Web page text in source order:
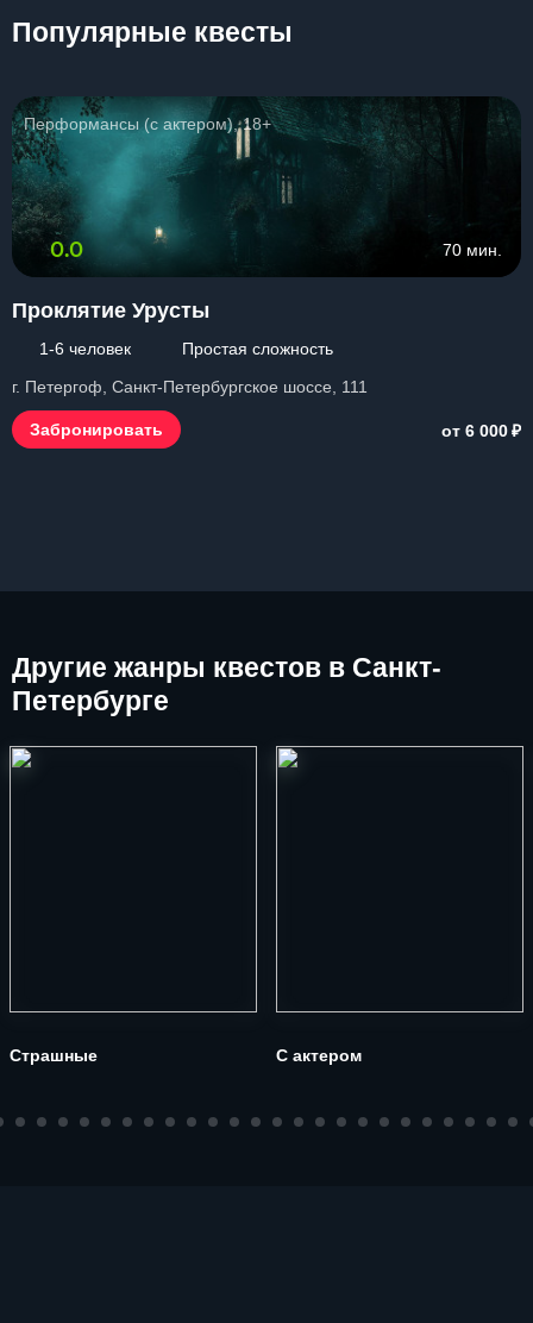
Популярные квесты
Перформансы (с актером), 18+
0.0 70 мин.
Проклятие Урусты
1-6 человек
Простая сложность
г. Петергоф, Санкт-Петербургское шоссе, 111
Забронировать от 6 000₽
Другие жанры квестов в Санкт-
Петербурге
Страшные С актером